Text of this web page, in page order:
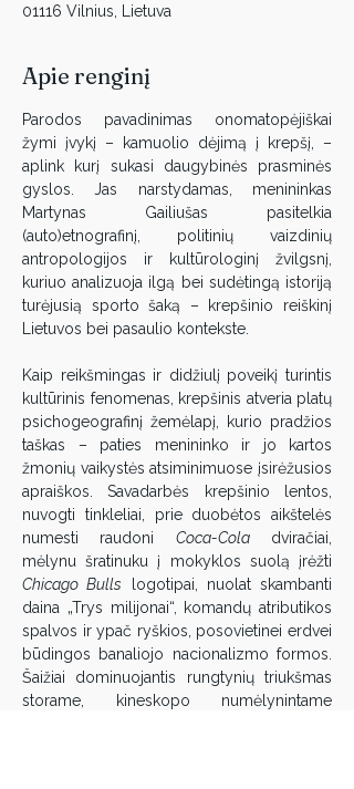
01116 Vilnius, Lietuva
Apie renginį
Parodos pavadinimas onomatopėjiškai
žymi įvykį – kamuolio dėjimą į krepšį, –
aplink kurį sukasi daugybinės prasminės
gyslos. Jas narstydamas, menininkas
Martynas Gailiušas pasitelkia
(auto)etnografinį, politinių vaizdinių
antropologijos ir kultūrologinį žvilgsnį,
kuriuo analizuoja ilgą bei sudėtingą istoriją
turėjusią sporto šaką – krepšinio reiškinį
Lietuvos bei pasaulio kontekste.
Kaip reikšmingas ir didžiulį poveikį turintis
kultūrinis fenomenas, krepšinis atveria platų
psichogeografinį žemėlapį, kurio pradžios
taškas – paties menininko ir jo kartos
žmonių vaikystės atsiminimuose įsirėžusios
apraiškos. Savadarbės krepšinio lentos,
nuvogti tinkleliai, prie duobėtos aikštelės
numesti raudoni Coca-Cola dviračiai,
Chicago Bulls logotipai, nuolat skambanti
daina „Trys milijonai“, komandų atributikos
spalvos ir ypač ryškios, posovietinei erdvei
būdingos banaliojo nacionalizmo formos.
Šaižiai dominuojantis rungtynių triukšmas
storame, kineskopo numėlynintame